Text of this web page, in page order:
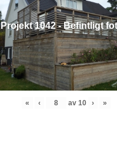
Projekt 1042 - Befintligt
« ‹ av 10 › »